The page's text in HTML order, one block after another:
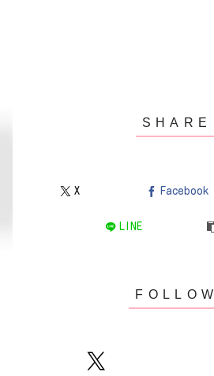
X Facebook
LINE